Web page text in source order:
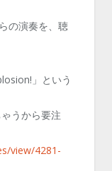
の演奏を、聴
」という
うから要注
view/4281-